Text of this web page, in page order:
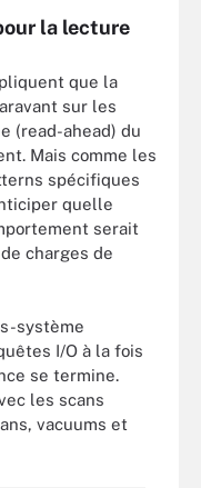
la lecture
que la
sur les
(read-ahead) du
Mais comme les
spécifiques
quelle
serait
charges de
système
I/O à la fois
se termine.
les scans
vacuums et